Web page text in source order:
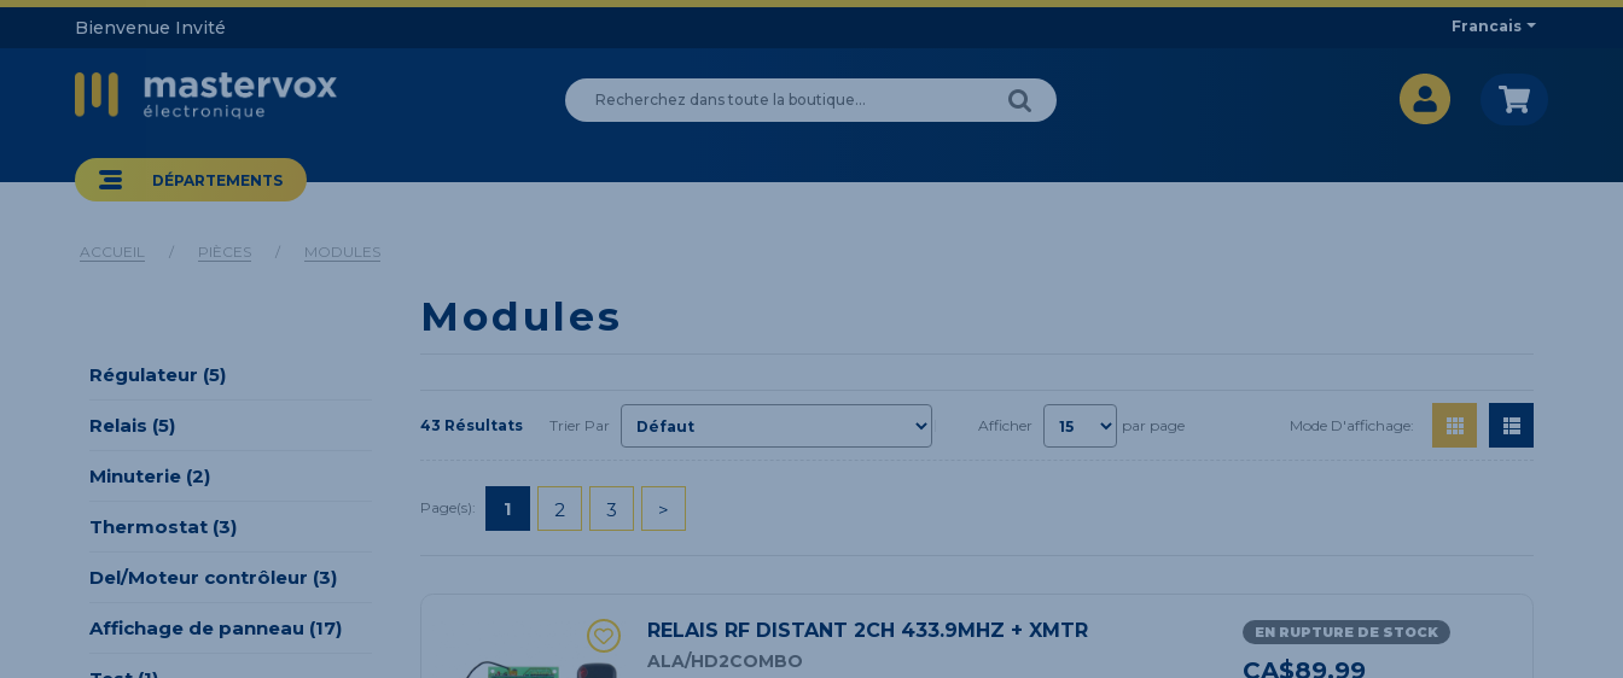
Bienvenue Invité Francais
DÉPARTEMENTS
ACCUEIL / PIÈCES / MODULES
Régulateur (5)
Relais (5)
Minuterie (2)
Thermostat (3)
Del/Moteur contrôleur (3)
Affichage de panneau (17)
Modules
43 Résultats Trier Par Afficher par page Mode D'affichage:
Page(s): 1 2 3 >
RELAIS RF DISTANT 2CH 433.9MHZ + XMTR
ALA/HD2COMBO
EN RUPTURE DE STOCK
CA$89.99